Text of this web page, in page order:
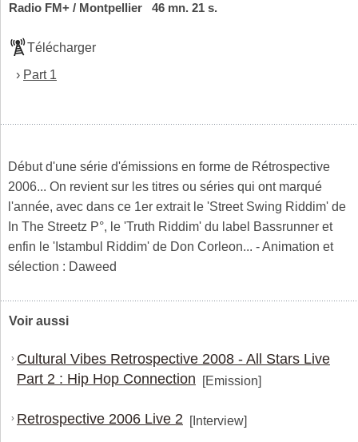
Radio FM+ / Montpellier 46 mn. 21 s.
Télécharger
› Part 1
Début d'une série d'émissions en forme de Rétrospective
2006... On revient sur les titres ou séries qui ont marqué
l'année, avec dans ce 1er extrait le 'Street Swing Riddim' de
In The Streetz P°, le 'Truth Riddim' du label Bassrunner et
enfin le 'Istambul Riddim' de Don Corleon... - Animation et
sélection : Daweed
Voir aussi
› Cultural Vibes Retrospective 2008 - All Stars Live
Part 2 : Hip Hop Connection [Emission]
› Retrospective 2006 Live 2 [Interview]